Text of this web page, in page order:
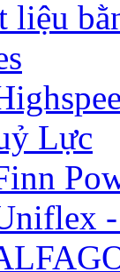
liệu
Lực